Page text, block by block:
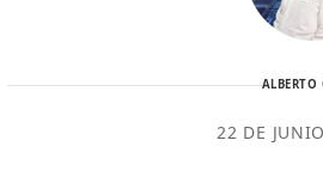
ALBERTO
22 DE